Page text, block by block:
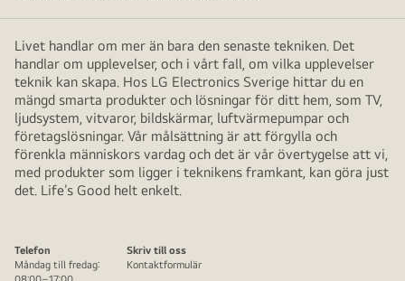
Livet handlar om mer än bara den senaste tekniken. Det
handlar om upplevelser, och i vårt fall, om vilka upplevelser
teknik kan skapa. Hos LG Electronics Sverige hittar du en
mängd smarta produkter och lösningar för ditt hem, som TV,
ljudsystem, vitvaror, bildskärmar, luftvärmepumpar och
företagslösningar. Vår målsättning är att förgylla och
förenkla människors vardag och det är vår övertygelse att vi,
med produkter som ligger i teknikens framkant, kan göra just
det. Life’s Good helt enkelt.
Telefon
Måndag till fredag:
Skriv till oss
Kontaktformulär